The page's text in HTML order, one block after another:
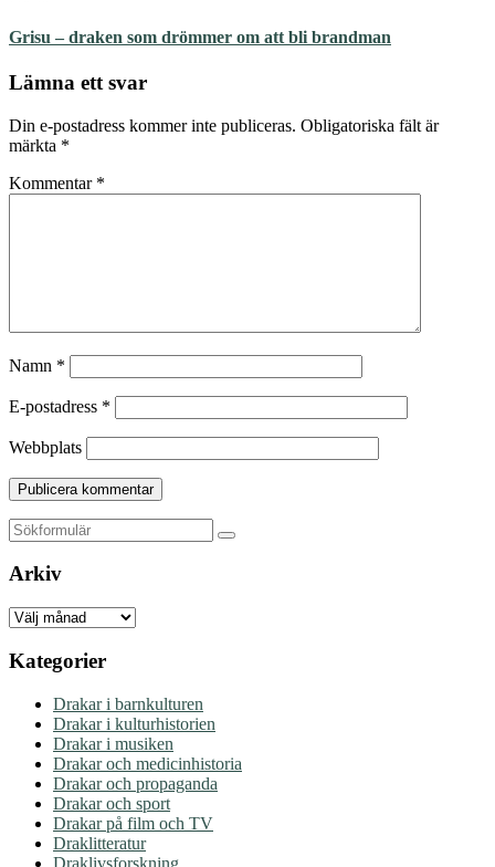
Grisu – draken som drömmer om att bli brandman
Lämna ett svar
Din e-postadress kommer inte publiceras. Obligatoriska fält är
märkta *
Kommentar *
Namn *
E-postadress *
Webbplats
Sök
Arkiv
Arkiv
Kategorier
Drakar i barnkulturen
Drakar i kulturhistorien
Drakar i musiken
Drakar och medicinhistoria
Drakar och propaganda
Drakar och sport
Drakar på film och TV
Draklitteratur
Draklivsforskning